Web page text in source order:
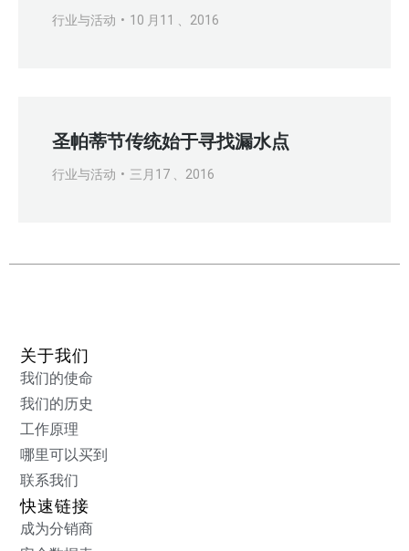
行业与活动 10 月11 、2016
圣帕蒂节传统始于寻找漏水点
行业与活动 三月17 、2016
关于我们
我们的使命
我们的历史
工作原理
哪里可以买到
联系我们
快速链接
成为分销商